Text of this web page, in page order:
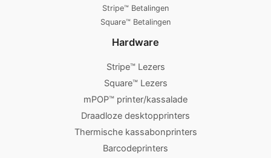
Stripe™ Betalingen
Square™ Betalingen
Hardware
Stripe™ Lezers
Square™ Lezers
mPOP™ printer/kassalade
Draadloze desktopprinters
Thermische kassabonprinters
Barcodeprinters